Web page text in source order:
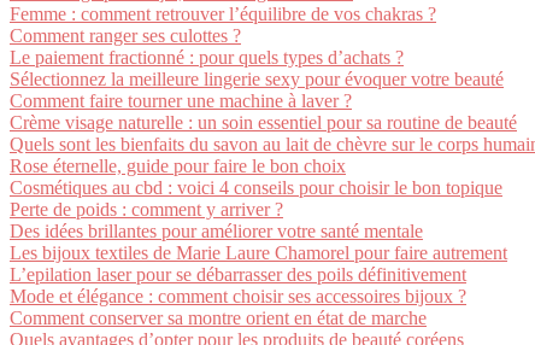
Femme : comment retrouver l’équilibre de vos chakras ?
Comment ranger ses culottes ?
Le paiement fractionné : pour quels types d’achats ?
Sélectionnez la meilleure lingerie sexy pour évoquer votre beauté
Comment faire tourner une machine à laver ?
Crème visage naturelle : un soin essentiel pour sa routine de beauté
Quels sont les bienfaits du savon au lait de chèvre sur le corps
Rose éternelle, guide pour faire le bon choix
Cosmétiques au cbd : voici 4 conseils pour choisir le bon topique
Perte de poids : comment y arriver ?
Des idées brillantes pour améliorer votre santé mentale
Les bijoux textiles de Marie Laure Chamorel pour faire autrement
L’epilation laser pour se débarrasser des poils définitivement
Mode et élégance : comment choisir ses accessoires bijoux ?
Comment conserver sa montre orient en état de marche
Quels avantages d’opter pour les produits de beauté coréens